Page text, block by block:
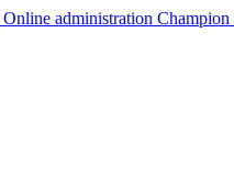
Online administration Champion